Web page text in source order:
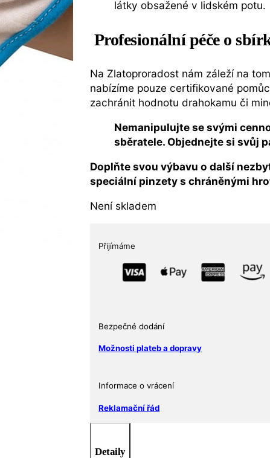
látky obsažené v lidském potu.
Profesionální péče o
Na Zlatoproradost nám záleží na
nabízíme pouze certifikované
zachránit hodnotu drahokamu či
Nemanipulujte se svými
sběratele. Objednejte si svůj
Doplňte svou výbavu o další
speciální pinzety s chráněnými
Není skladem
Přijímáme
Bezpečné dodání
Možnosti plateb a dopravy
Informace o vrácení
Reklamační řád
Detaily